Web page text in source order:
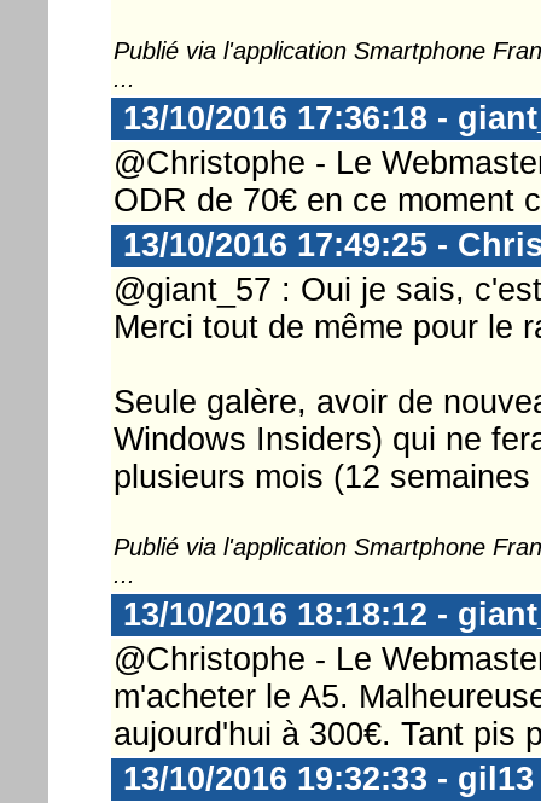
Publié via l'application Smartphone
...
13/10/2016 17:36:18 -
@Christophe - Le
ODR de 70€ en ce moment
13/10/2016 17:49:25 -
@giant_57 : Oui je sais,
Merci tout de même pour le
Seule galère, avoir de
Windows Insiders) qui ne
plusieurs mois (12
Publié via l'application Smartphone
...
13/10/2016 18:18:12 -
@Christophe - Le
m'acheter le A5.
aujourd'hui à 300€. Tant pis
13/10/2016 19:32:33 - gil13